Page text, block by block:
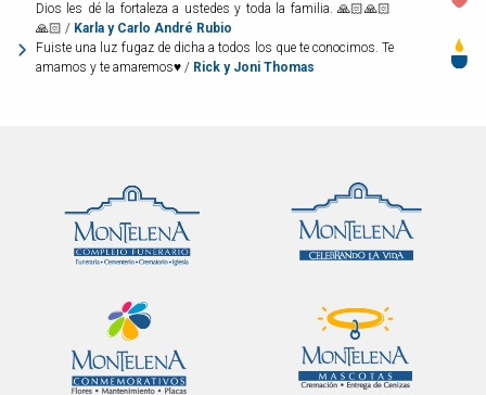
Dios les dé la fortaleza a ustedes y toda la familia. 🙏🏻🙏🏻
🙏🏻 / Karla y Carlo André Rubio
Fuiste una luz fugaz de dicha a todos los que te conocimos. Te
amamos y te amaremos♥️ / Rick y Joni Thomas